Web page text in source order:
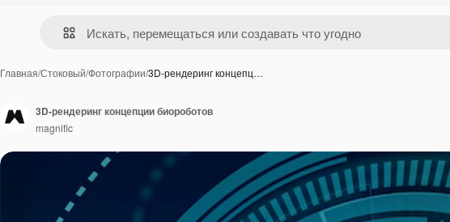
Главная/Стоковый/Фотографии/3D-рендеринг концепц…
3D-рендеринг концепции биороботов
magnific